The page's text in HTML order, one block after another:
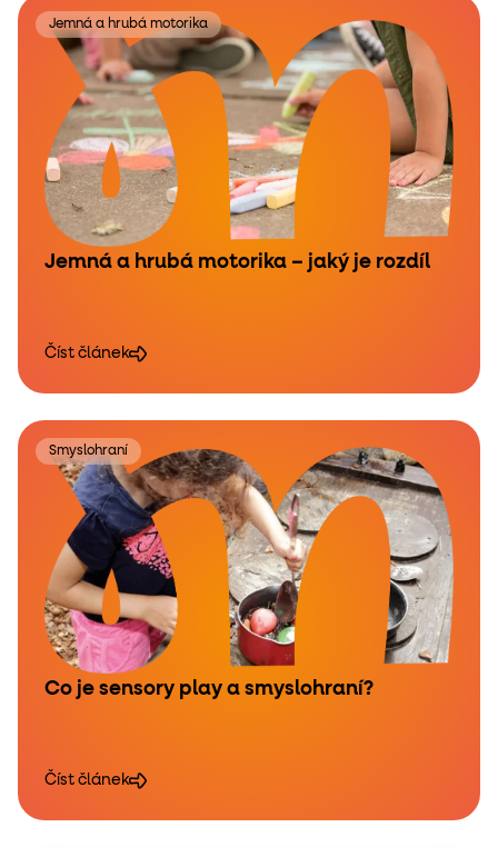
Jemná a hrubá motorika
Jemná a hrubá motorika – jaký je rozdíl
Číst článek
Smyslohraní
Co je sensory play a smyslohraní?
Číst článek